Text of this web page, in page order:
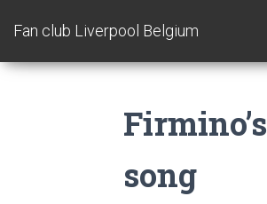
Fan club Liverpool Belgium
Firmino’s
song